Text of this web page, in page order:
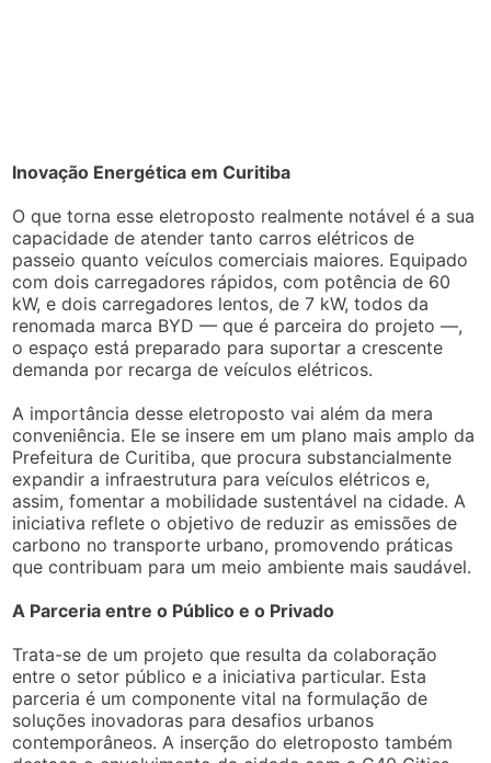
Inovação Energética em Curitiba
O que torna esse eletroposto realmente notável é a sua
capacidade de atender tanto carros elétricos de
passeio quanto veículos comerciais maiores. Equipado
com dois carregadores rápidos, com potência de 60
kW, e dois carregadores lentos, de 7 kW, todos da
renomada marca BYD — que é parceira do projeto —,
o espaço está preparado para suportar a crescente
demanda por recarga de veículos elétricos.
A importância desse eletroposto vai além da mera
conveniência. Ele se insere em um plano mais amplo da
Prefeitura de Curitiba, que procura substancialmente
expandir a infraestrutura para veículos elétricos e,
assim, fomentar a mobilidade sustentável na cidade. A
iniciativa reflete o objetivo de reduzir as emissões de
carbono no transporte urbano, promovendo práticas
que contribuam para um meio ambiente mais saudável.
A Parceria entre o Público e o Privado
Trata-se de um projeto que resulta da colaboração
entre o setor público e a iniciativa particular. Esta
parceria é um componente vital na formulação de
soluções inovadoras para desafios urbanos
contemporâneos. A inserção do eletroposto também